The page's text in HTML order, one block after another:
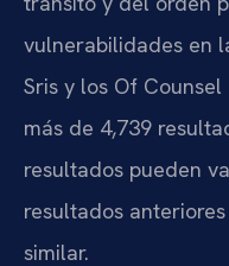
vulnerabilidades en
Sris y los Of
más de 4,739
resultados pueden
resultados
similar.